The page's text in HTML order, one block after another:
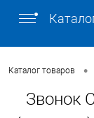
Каталог товаров •
Звонок